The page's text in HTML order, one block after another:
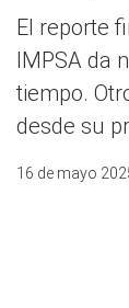
El reporte
IMPSA da
tiempo.
desde su
16 de mayo